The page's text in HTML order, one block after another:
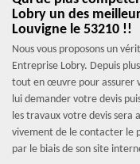
Lobry un des
Louvigne le 53210 !!
Nous vous proposons un
Entreprise Lobry. Depuis
tout en œuvre pour assurer
lui demander votre devis
les travaux votre devis sera
vivement de le contacter le
par le biais de son site